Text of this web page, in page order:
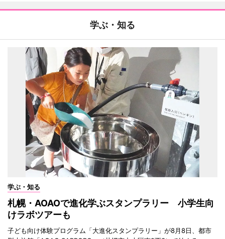
学ぶ・知る
学ぶ・知る
札幌・AOAOで進化学ぶスタンプラリー 小学生向
けラボツアーも
子ども向け体験プログラム「大進化スタンプラリー」が8月8日、都市